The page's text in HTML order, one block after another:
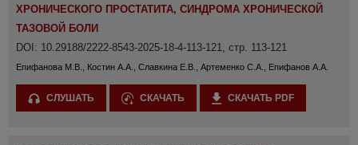
ХРОНИЧЕСКОГО ПРОСТАТИТА, СИНДРОМА ХРОНИЧЕСКОЙ
ТАЗОВОЙ БОЛИ
DOI: 10.29188/2222-8543-2025-18-4-113-121, стр. 113-121
Епифанова М.В., Костин А.А., Славкина Е.В., Артеменко С.А., Епифанов А.А.
СЛУШАТЬ СКАЧАТЬ СКАЧАТЬ PDF